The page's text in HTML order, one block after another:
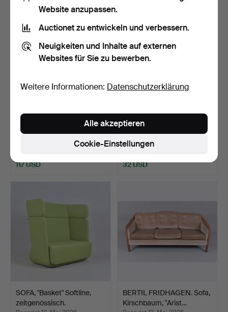
MOGENS HANSEN. Sofa,
2,5-Sitzer, schwarzes…
Beendet 13. Mai 2026
117 USD
ERIK WÖRTZ. Sofa, Teak,
3-Sitzer, "Tibro",…
Beendet 13. Mai 2026
32 USD
SOFA, "Basket" Softline,
zeitgenössisch.
BERTIL FRIDHAGEN. Sofa,
Kirschbaum, "Arist…
Website anzupassen.
Auctionet zu entwickeln und verbessern.
Neuigkeiten und Inhalte auf externen
Websites für Sie zu bewerben.
Weitere Informationen: Datenschutzerklärung
Cookie-Einstellungen
Alle akzeptieren